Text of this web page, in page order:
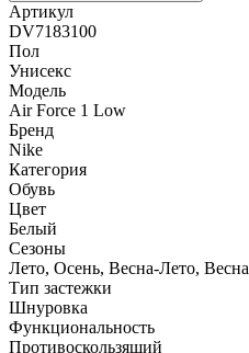
Артикул
DV7183100
Пол
Унисекс
Модель
Air Force 1 Low
Бренд
Nike
Категория
Обувь
Цвет
Белый
Сезоны
Лето, Осень, Весна-Лето, Весна
Тип застежки
Шнуровка
Функциональность
Противоскользящий